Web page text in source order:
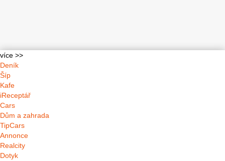
více >>
Deník
Šíp
Kafe
iReceptář
Cars
Dům a zahrada
TipCars
Annonce
Realcity
Dotyk